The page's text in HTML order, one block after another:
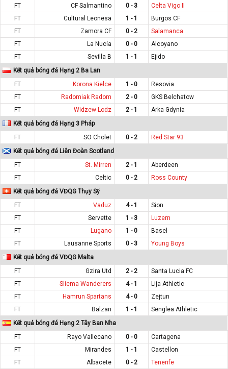
FT
CF Salmantino 0 - 3
Celta Vigo II
FT
Cultural Leonesa 1 - 1
Burgos CF
FT
Zamora CF 0 - 2
Salamanca
FT
La Nucía 0 - 0
Alcoyano
FT
Sevilla B 1 - 1
Ejido
Kết quả bóng đá Hạng 2 Ba Lan
FT
Korona Kielce 1 - 0
Resovia
FT
Radomiak Radom 2 - 0
GKS Belchatow
FT
Widzew Lodz 2 - 1
Arka Gdynia
Kết quả bóng đá Hạng 3 Pháp
FT
SO Cholet 0 - 2
Red Star 93
Kết quả bóng đá Liên Đoàn Scotland
FT
St. Mirren 2 - 1
Aberdeen
FT
Celtic 0 - 2
Ross County
Kết quả bóng đá VĐQG Thụy Sỹ
FT
Vaduz 4 - 1
Sion
FT
Servette 1 - 3
Luzern
FT
Lugano 1 - 0
Basel
FT
Lausanne Sports 0 - 3
Young Boys
Kết quả bóng đá VĐQG Malta
FT
Gzira Utd 2 - 2
Santa Lucia FC
FT
Sliema Wanderers 4 - 1
Lija Athletic
FT
Hamrun Spartans 4 - 0
Zejtun
FT
Balzan 1 - 1
Senglea Athletic
Kết quả bóng đá Hạng 2 Tây Ban Nha
FT
Rayo Vallecano 0 - 0
Cartagena
FT
Mirandes 1 - 1
Castellon
FT
Albacete 0 - 2
Tenerife